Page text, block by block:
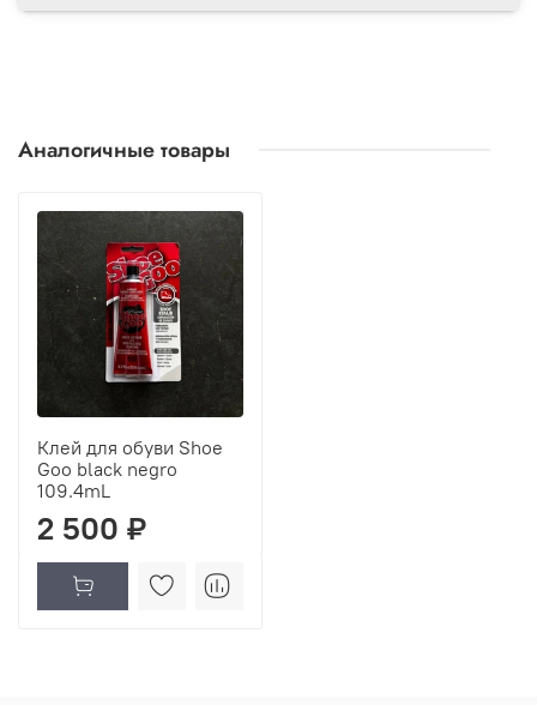
Аналогичные товары
Клей для обуви Shoe
Goo black negro
109.4mL
2 500 ₽